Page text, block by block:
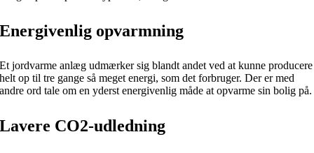
Energivenlig opvarmning
Et jordvarme anlæg udmærker sig blandt andet ved at kunne producere
helt op til tre gange så meget energi, som det forbruger. Der er med
andre ord tale om en yderst energivenlig måde at opvarme sin bolig på.
Lavere CO2-udledning